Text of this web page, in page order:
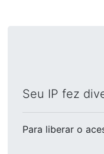
Seu IP fez
Para liberar o